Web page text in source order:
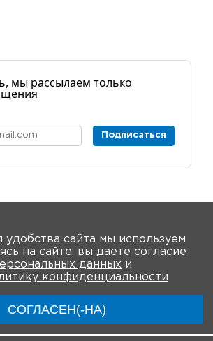
мы рассылаем только
Подписаться
сайта мы используем
на сайте, вы даете согласие
данных и
конфиденциальности
СОГЛАСЕН(-НА)
Новости Общая информация
Инструкции